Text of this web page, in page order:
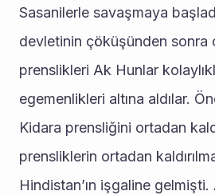
Sasanilerle savaşmaya
devletinin çöküşünden sonra
prenslikleri Ak Hunlar
egemenlikleri altına aldılar.
Kidara prensliğini ortadan
prensliklerin ortadan
Hindistan’ın işgaline